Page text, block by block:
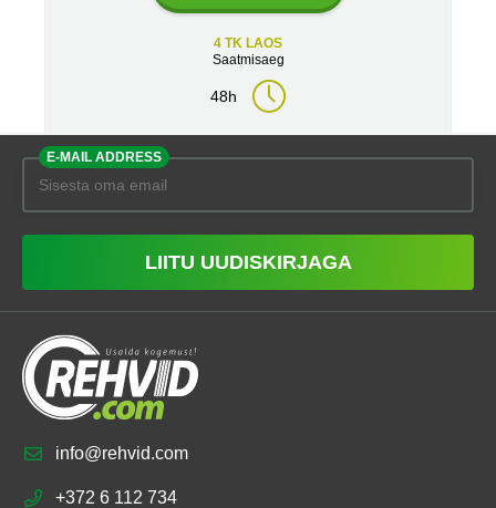
4 TK LAOS
Saatmisaeg
48h
E-MAIL ADDRESS
LIITU UUDISKIRJAGA
info@rehvid.com
+372 6 112 734